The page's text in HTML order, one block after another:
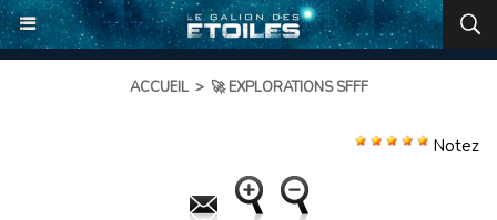
ACCUEIL > 🚀 EXPLORATIONS SFFF
Notez